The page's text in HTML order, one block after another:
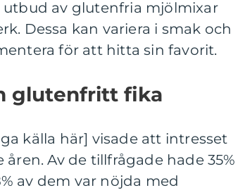
av glutenfria mjölmixar
Dessa kan variera i smak och
för att hitta sin favorit.
glutenfritt fika
källa här] visade att intresset
Av de tillfrågade hade 35%
av dem var nöjda med